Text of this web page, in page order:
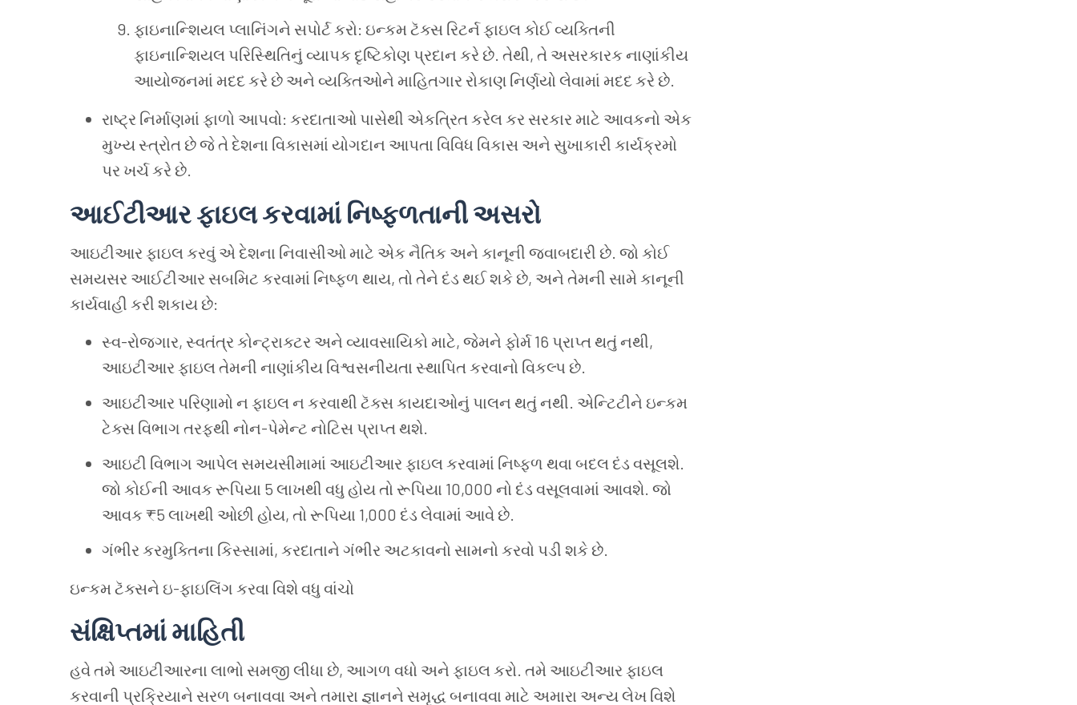
ફાઇનાન્શિયલ પ્લાનિંગને સપોર્ટકરો: ઇન્કમટૅક્સ રિટર્નફાઇલકોઈવ્યક્તિની
ફાઇનાન્શિયલ પરિસ્થિતિનું વ્યાપકદૃષ્ટિકોણ પ્રદાન કરે છે. તેથી, તે અસરકારકનાણાંકીય
આયોજનમાં મદદકરે છે અને વ્યક્તિઓને માહિતગાર રોકાણ નિર્ણયો લેવામાં મદદકરે છે.
રાષ્ટ્ર નિર્માણમાં ફાળો આપવો: કરદાતાઓ પાસેથી એકત્રિતકરેલકર સરકારમાટે આવકનો એક
મુખ્ય સ્ત્રોત છેજેતેદેશના વિકાસમાં યોગદાન આપતા વિવિધ વિકાસ અને સુખાકારી કાર્યક્રમો
પરખર્ચકરે છે.
આઈટીઆરફાઇલકરવામાં નિષ્ફળતાનીઅસરો
આઇટીઆરફાઇલકરવું એદેશના નિવાસીઓમાટે એકનૈતિક અને કાનૂની જવાબદારી છે. જો કોઈ
સમયસર આઈટીઆર સબમિટ કરવામાં નિષ્ફળ થાય, તો તેને દંડથઈશકે છે, અને તેમની સામેકાનૂની
કાર્યવાહી કરી શકાય છે:
સ્વ-રોજગાર, સ્વતંત્રકોન્ટ્રાક્ટર અને વ્યાવસાયિકો માટે, જેમને ફોર્મ 16 પ્રાપ્તથતુંનથી,
આઇટીઆરફાઇલતેમની નાણાંકીય વિશ્વસનીયતા સ્થાપિતકરવાનો વિકલ્પ છે.
આઇટીઆર પરિણામો ન ફાઇલન કરવાથી ટૅક્સકાયદાઓનું પાલન થતુંનથી. એન્ટિટીને ઇન્કમ
ટેક્સ વિભાગ તરફથી નોન-પેમેન્ટ નોટિસ પ્રાપ્તથશે.
આઇટી વિભાગ આપેલ સમયસીમામાં આઇટીઆરફાઇલકરવામાં નિષ્ફળ થવા બદલદંડવસૂલશે.
જો કોઈની આવક રૂપિયા 5 લાખથી વધુ હોયતો રૂપિયા 10,000 નો દંડવસૂલવામાં આવશે. જો
આવક ₹5 લાખથી ઓછી હોય, તો રૂપિયા 1,000 દંડલેવામાં આવે છે.
ગંભીરકરમુક્તિના કિસ્સામાં, કરદાતાને ગંભીર અટકાવનો સામનો કરવો પડી શકે છે.
ઇન્કમટૅક્સને ઇ-ફાઇલિંગ કરવા વિશેવધુ વાંચો
સંક્ષિપ્તમાંમાહિતી
હવેતમે આઇટીઆરના લાભો સમજી લીધા છે, આગળ વધો અને ફાઇલકરો. તમે આઇટીઆરફાઇલ
કરવાની પ્રક્રિયાને સરળ બનાવવા અને તમારા જ્ઞાનને સમૃદ્ધ બનાવવા માટે અમારા અન્યલેખ વિશે